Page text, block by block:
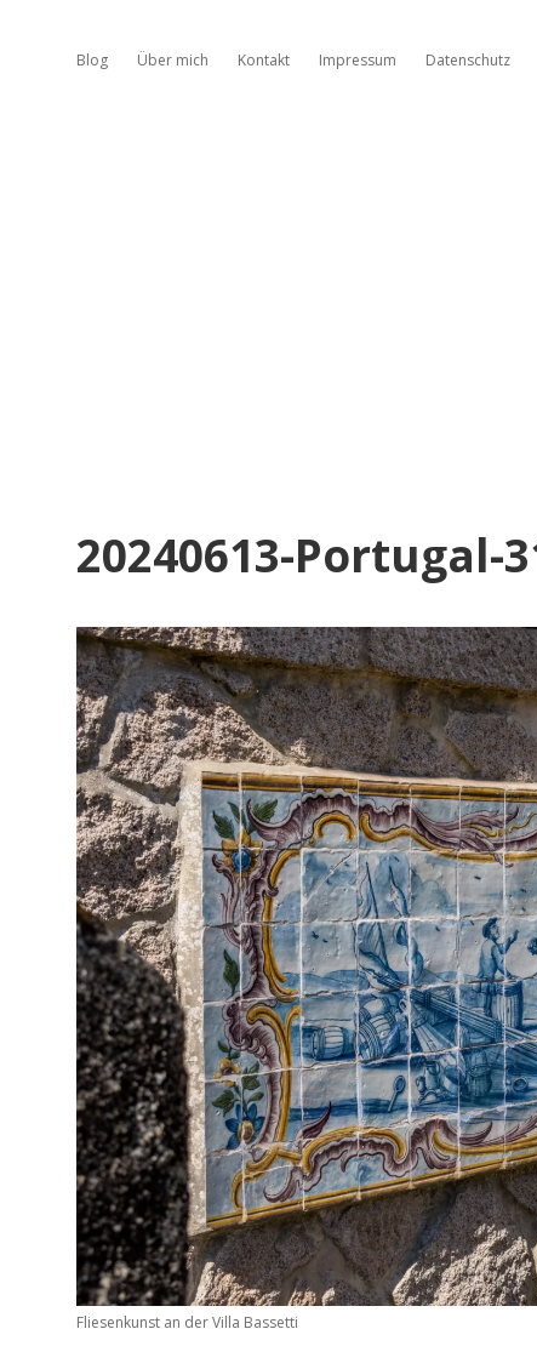
Blog Über mich Kontakt Impressum Datenschutz
20240613-Portugal-
Fliesenkunst an der Villa Bassetti